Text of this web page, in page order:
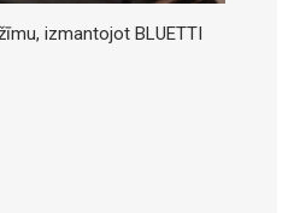
izmantojot BLUETTI